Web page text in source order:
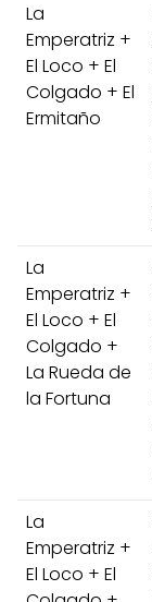
La
Emperatriz +
El Loco + El
Colgado + El
Ermitaño
La
Emperatriz +
El Loco + El
Colgado +
La Rueda de
la Fortuna
La
Emperatriz +
El Loco + El